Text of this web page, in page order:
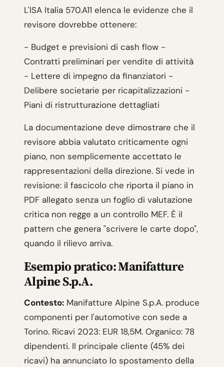
L'ISA Italia 570.A11 elenca le evidenze che il
revisore dovrebbe ottenere:
- Budget e previsioni di cash flow -
Contratti preliminari per vendite di attività
- Lettere di impegno da finanziatori -
Delibere societarie per ricapitalizzazioni -
Piani di ristrutturazione dettagliati
La documentazione deve dimostrare che il
revisore abbia valutato criticamente ogni
piano, non semplicemente accettato le
rappresentazioni della direzione. Si vede in
revisione: il fascicolo che riporta il piano in
PDF allegato senza un foglio di valutazione
critica non regge a un controllo MEF. È il
pattern che genera "scrivere le carte dopo",
quando il rilievo arriva.
Esempio pratico: Manifatture
Alpine S.p.A.
Contesto: Manifatture Alpine S.p.A. produce
componenti per l'automotive con sede a
Torino. Ricavi 2023: EUR 18,5M. Organico: 78
dipendenti. Il principale cliente (45% dei
ricavi) ha annunciato lo spostamento della